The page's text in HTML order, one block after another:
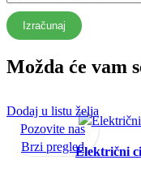
Izračunaj
Možda će vam
Električni
Dodaj u listu želja
Pozovite nas
Brzi pregled